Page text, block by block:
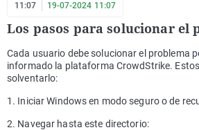
11:07 19-07-2024 11:07
Los pasos para solucionar el
Cada usuario debe solucionar el problema
informado la plataforma CrowdStrike.
solventarlo:
1. Iniciar Windows en modo seguro o de
2. Navegar hasta este directorio: